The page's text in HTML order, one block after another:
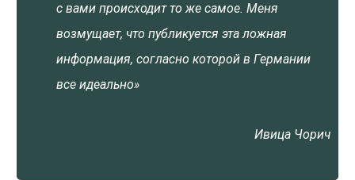
с вами происходит то же самое. Меня
возмущает, что публикуется эта ложная
информация, согласно которой в Германии
все идеально»
Ивица Чорич